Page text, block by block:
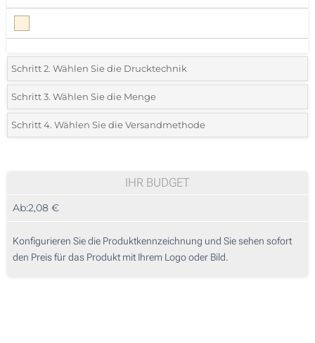
Schritt 2. Wählen Sie die Drucktechnik
*Wählen Sie die Druck- und Farbtechniken für Ihr Logo:
1 Farbig (Auf dem Cover, unten)
2 Farbig (Auf dem Cover, unten)
Lasergravur (Auf dem Cover, oben)
Schritt 3. Wählen Sie die Menge
*Bitte wählen Sie Ihre gewünschte Menge
90
225
450
Schritt 4. Wählen Sie die Versandmethode
IHR BUDGET
Ab:2,08 €
Konfigurieren Sie die Produktkennzeichnung und Sie sehen sofort
den Preis für das Produkt mit Ihrem Logo oder Bild.